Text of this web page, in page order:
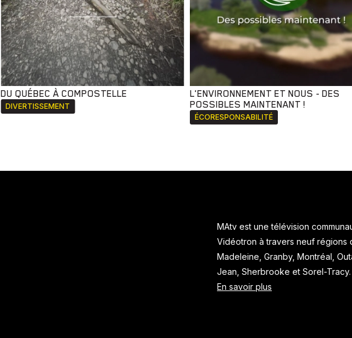
DU QUÉBEC À COMPOSTELLE
DIVERTISSEMENT
L'ENVIRONNEMENT ET NOUS - DES
POSSIBLES MAINTENANT !
ÉCORESPONSABILITÉ
MAtv est une télévision
Vidéotron à travers neuf régions
Madeleine, Granby, Montréal,
Jean, Sherbrooke et Sorel-
En savoir plus